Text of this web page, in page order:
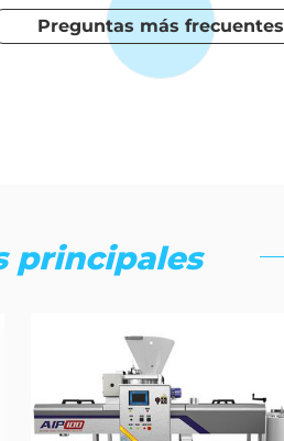
Preguntas más frecuentes
principales